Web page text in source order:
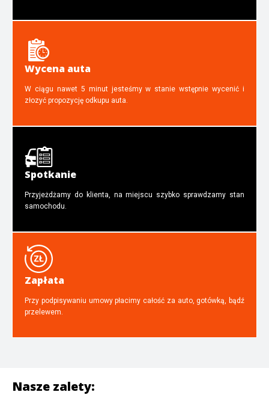
Wycena auta
W ciągu nawet 5 minut jesteśmy w stanie wstępnie wycenić i
złozyć propozycję odkupu auta.
Spotkanie
Przyjeżdżamy do klienta, na miejscu szybko sprawdzamy stan
samochodu.
Zapłata
Przy podpisywaniu umowy płacimy całość za auto, gotówką, bądź
przelewem.
Nasze zalety: